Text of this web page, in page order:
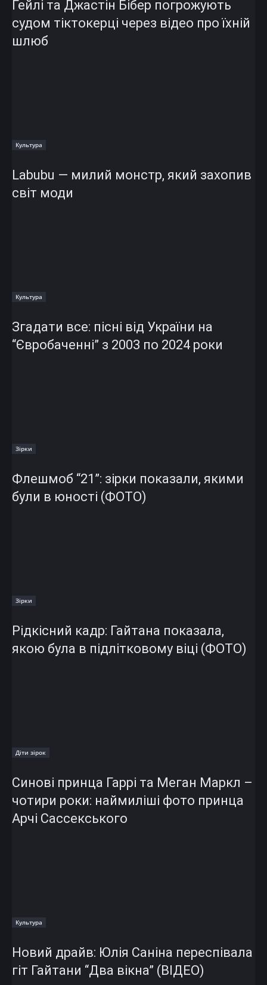
Гейлі та Джастін Бібер погрожують
судом тіктокерці через відео про їхній
шлюб
Культура
Labubu — милий монстр, який захопив
світ моди
Культура
Згадати все: пісні від України на
“Євробаченні” з 2003 по 2024 роки
Зірки
Флешмоб “21”: зірки показали, якими
були в юності (ФОТО)
Зірки
Рідкісний кадр: Гайтана показала,
якою була в підлітковому віці (ФОТО)
Діти зірок
Синові принца Гаррі та Меган Маркл –
чотири роки: наймиліші фото принца
Арчі Сассекського
Культура
Новий драйв: Юлія Саніна переспівала
гіт Гайтани “Два вікна” (ВІДЕО)